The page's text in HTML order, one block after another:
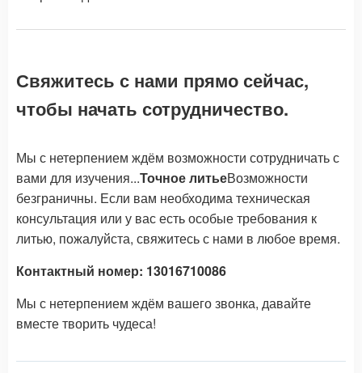
Свяжитесь с нами прямо сейчас,
чтобы начать сотрудничество.
Мы с нетерпением ждём возможности сотрудничать с
вами для изучения...Точное литьеВозможности
безграничны. Если вам необходима техническая
консультация или у вас есть особые требования к
литью, пожалуйста, свяжитесь с нами в любое время.
Контактный номер: 13016710086
Мы с нетерпением ждём вашего звонка, давайте
вместе творить чудеса!